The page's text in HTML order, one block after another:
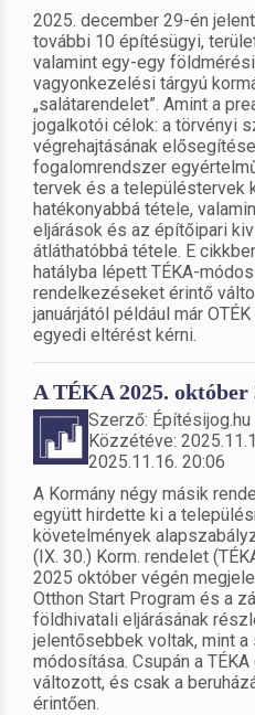
2025. december 29-én
további 10 építésügyi,
valamint egy-egy
vagyonkezelési tárgyú
„salátarendelet”. Amint a
jogalkotói célok: a törvényi
végrehajtásának
fogalomrendszer
tervek és a településtervek
hatékonyabbá tétele,
eljárások és az építőipari
átláthatóbbá tétele. E
hatályba lépett TÉKA-
rendelkezéseket érintő
januárjától például már
egyedi eltérést kérni.
A TÉKA 2025. október
Szerző: Építésijog.hu
Közzétéve:
2025.11.16. 20:06
A Kormány négy másik
együtt hirdette ki a
követelmények
(IX. 30.) Korm. rendelet
2025 október végén
Otthon Start Program és a
földhivatali eljárásának
jelentősebbek voltak, mint a
módosítása. Csupán a
változott, és csak a
érintően.